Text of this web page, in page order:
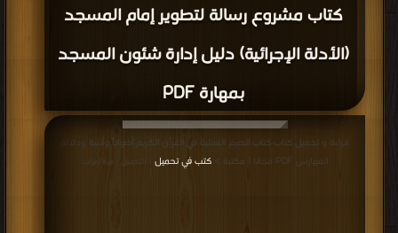
كتاب مشروع رسالة لتطوير إمام المسجد
(الأدلة الإجرائية) دليل إدارة شئون المسجد
بمهارة PDF
قراءة و تحميل كتاب كتاب الصيغ الفعلية في القرآن الكريم أصواتاً وأبنية ودلالة
الفهارس PDF مجانا | مكتبة >
كتب في تحميل | التحميل : مرة/مرات